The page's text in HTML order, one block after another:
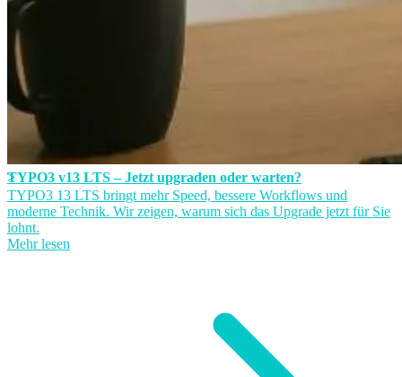
TYPO3 v13 LTS – Jetzt upgraden oder warten?
TYPO3 13 LTS bringt mehr Speed, bessere Workflows und
moderne Technik. Wir zeigen, warum sich das Upgrade jetzt für Sie
lohnt.
Mehr lesen